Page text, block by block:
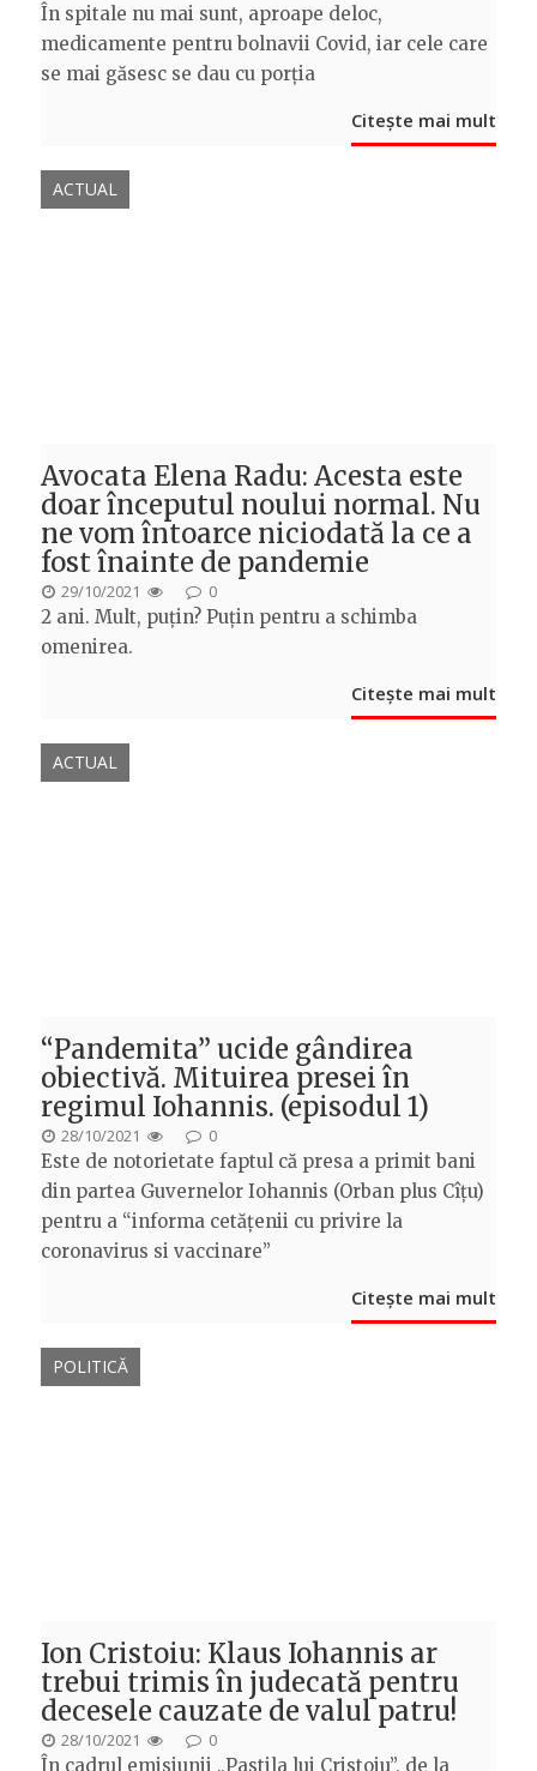
ON
În spitale nu mai sunt, aproape deloc,
medicamente pentru bolnavii Covid, iar cele care
se mai găsesc se dau cu porția
Citește mai mult
ACTUAL
Avocata Elena Radu: Acesta este
doar începutul noului normal. Nu
ne vom întoarce niciodată la ce a
fost înainte de pandemie
POSTED
ON
29/10/2021 0
2 ani. Mult, puțin? Puțin pentru a schimba
omenirea.
Citește mai mult
ACTUAL
“Pandemita” ucide gândirea
obiectivă. Mituirea presei în
regimul Iohannis. (episodul 1)
POSTED
ON
28/10/2021 0
Este de notorietate faptul că presa a primit bani
din partea Guvernelor Iohannis (Orban plus Cîțu)
pentru a “informa cetățenii cu privire la
coronavirus si vaccinare”
Citește mai mult
POLITICĂ
Ion Cristoiu: Klaus Iohannis ar
trebui trimis în judecată pentru
decesele cauzate de valul patru!
POSTED
28/10/2021 0
În cadrul emisiunii „Pastila lui Cristoiu”, de la